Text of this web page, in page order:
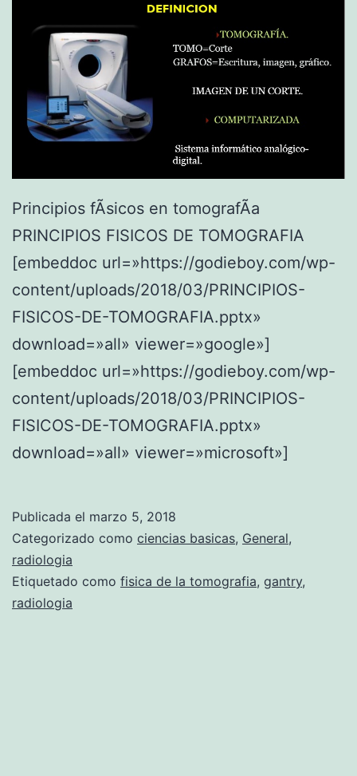
Principios fÃ­sicos en tomografÃ­a
PRINCIPIOS FISICOS DE TOMOGRAFIA
[embeddoc url=»https://godieboy.com/wp-
content/uploads/2018/03/PRINCIPIOS-
FISICOS-DE-TOMOGRAFIA.pptx»
download=»all» viewer=»google»]
[embeddoc url=»https://godieboy.com/wp-
content/uploads/2018/03/PRINCIPIOS-
FISICOS-DE-TOMOGRAFIA.pptx»
download=»all» viewer=»microsoft»]
Publicada el marzo 5, 2018
Categorizado como ciencias basicas, General,
radiologia
Etiquetado como fisica de la tomografia, gantry,
radiologia